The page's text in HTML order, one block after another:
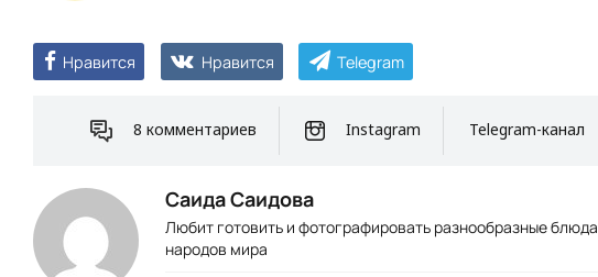
Нравится Нравится Telegram
8 комментариев Instagram Telegram-канал
Саида Саидова
Любит готовить и фотографировать разнообразные блюда
народов мира